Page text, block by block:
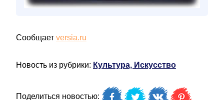
Сообщает versia.ru
Новость из рубрики: Культура, Искусство
Поделиться новостью: